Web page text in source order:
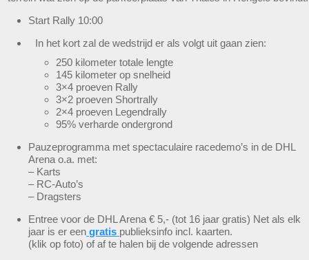
Start Rally 10:00
In het kort zal de wedstrijd er als volgt uit gaan zien:
250 kilometer totale lengte
145 kilometer op snelheid
3×4 proeven Rally
3×2 proeven Shortrally
2×4 proeven Legendrally
95% verharde ondergrond
Pauzeprogramma met spectaculaire racedemo’s in de DHL
Arena o.a. met:
– Karts
– RC-Auto’s
– Dragsters
Entree voor de DHL Arena € 5,- (tot 16 jaar gratis) Net als elk
jaar is er een gratis publieksinfo incl. kaarten.
(klik op foto) of af te halen bij de volgende adressen